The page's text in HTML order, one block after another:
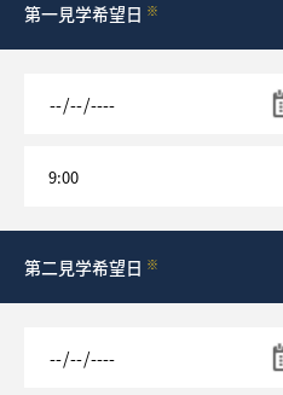
ログイン
第一見学希望日 ※
第二見学希望日 ※